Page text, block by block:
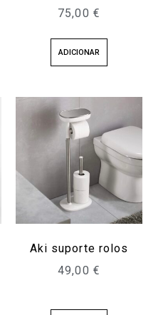
75,00 €
ADICIONAR
Aki suporte rolos
49,00 €